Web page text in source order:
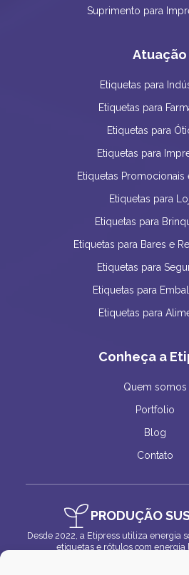
Suprimento para
Atuação
Etiquetas para
Etiquetas para
Etiquetas para
Etiquetas para
Etiquetas Promocionais
Etiquetas para
Etiquetas para
Etiquetas para Bares e
Etiquetas para
Etiquetas para
Etiquetas para
Conheça a
Quem somos
Portfolio
Blog
Contato
PRODUÇÃO
Desde 2022, a Etipress utiliza energia
etiquetas e rótulos com energia